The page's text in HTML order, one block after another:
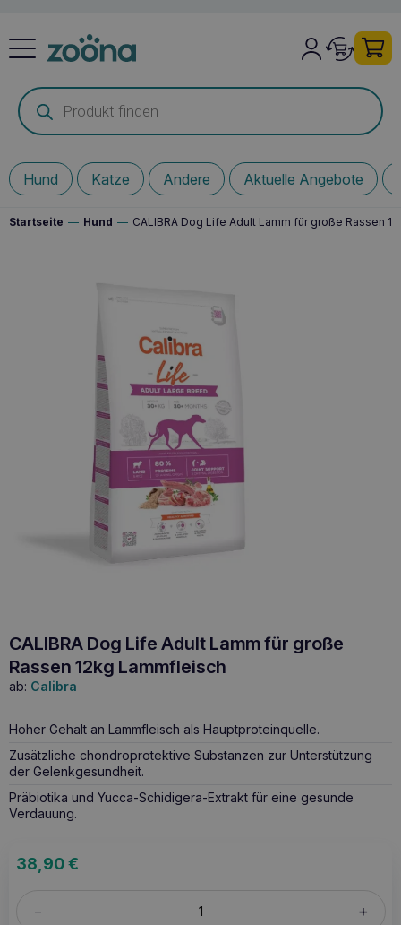
Products
search
Hund Katze Andere Aktuelle Angebote
Startseite — Hund — CALIBRA Dog Life Adult Lamm für große Rassen
CALIBRA Dog Life Adult Lamm für große
Rassen 12kg Lammfleisch
ab: Calibra
Hoher Gehalt an Lammfleisch als Hauptproteinquelle.
Zusätzliche chondroprotektive Substanzen zur Unterstützung
der Gelenkgesundheit.
Präbiotika und Yucca-Schidigera-Extrakt für eine gesunde
Verdauung.
38,90€
– +